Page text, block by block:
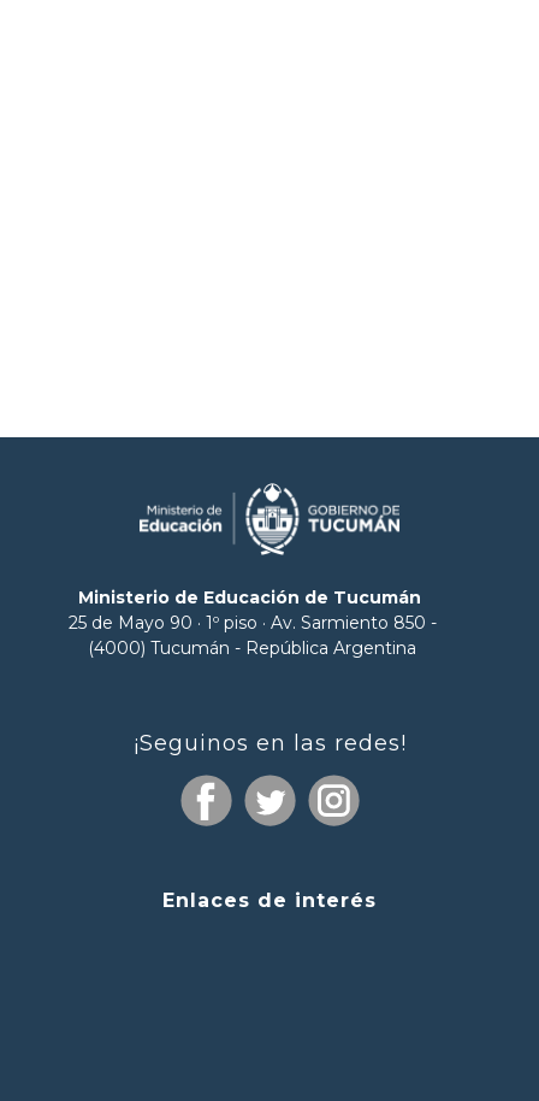
Ministerio de Educación de Tucumán
25 de Mayo 90 · 1º piso · Av. Sarmiento 850 -
(4000) Tucumán - República Argentina
¡Seguinos en las redes!
Enlaces de interés